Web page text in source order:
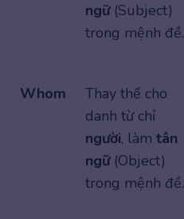
ngữ(Subject)
trong mệnh đề.
Whom
Thay thế cho
danh từ chỉ
người, làm tân
ngữ(Object)
trong mệnh đề.